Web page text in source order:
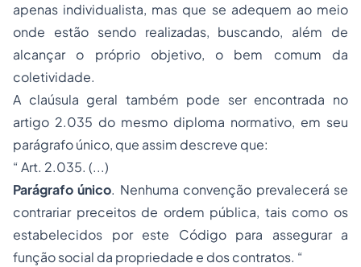
apenas individualista, mas que se adequem ao meio
onde estão sendo realizadas, buscando, além de
alcançar o próprio objetivo, o bem comum da
coletividade.
A claúsula geral também pode ser encontrada no
artigo 2.035 do mesmo diploma normativo, em seu
parágrafo único, que assim descreve que:
“ Art. 2.035. (...)
Parágrafo único. Nenhuma convenção prevalecerá se
contrariar preceitos de ordem pública, tais como os
estabelecidos por este Código para assegurar a
função social da propriedade e dos contratos. “